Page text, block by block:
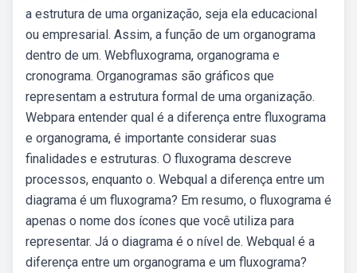
a estrutura de uma organização, seja ela educacional
ou empresarial. Assim, a função de um organograma
dentro de um. Webfluxograma, organograma e
cronograma. Organogramas são gráficos que
representam a estrutura formal de uma organização.
Webpara entender qual é a diferença entre fluxograma
e organograma, é importante considerar suas
finalidades e estruturas. O fluxograma descreve
processos, enquanto o. Webqual a diferença entre um
diagrama é um fluxograma? Em resumo, o fluxograma é
apenas o nome dos ícones que você utiliza para
representar. Já o diagrama é o nível de. Webqual é a
diferença entre um organograma e um fluxograma?